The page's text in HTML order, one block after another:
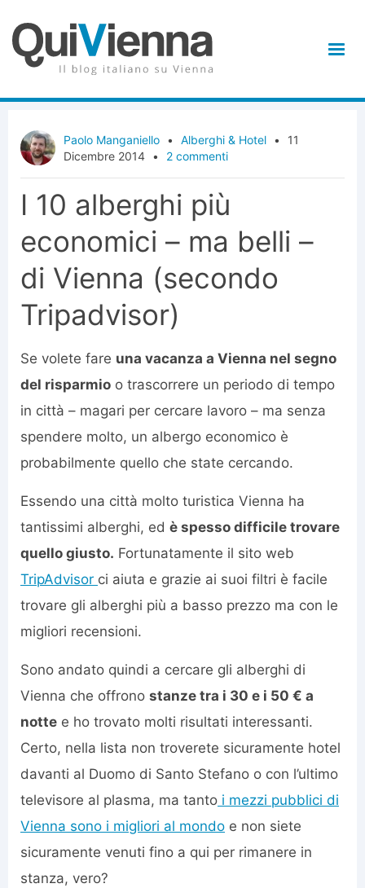
Paolo Manganiello • Alberghi & Hotel •
11
Dicembre 2014 • 2 commenti
I 10 alberghi più
economici – ma belli –
di Vienna (secondo
Tripadvisor)
Se volete fare una vacanza a Vienna nel segno
del risparmio o trascorrere un periodo di tempo
in città – magari per cercare lavoro – ma senza
spendere molto, un albergo economico è
probabilmente quello che state cercando.
Essendo una città molto turistica Vienna ha
tantissimi alberghi, ed è spesso difficile trovare
quello giusto. Fortunatamente il sito web
TripAdvisor ci aiuta e grazie ai suoi filtri è facile
trovare gli alberghi più a basso prezzo ma con le
migliori recensioni.
Sono andato quindi a cercare gli alberghi di
Vienna che offrono stanze tra i 30 e i 50 € a
notte e ho trovato molti risultati interessanti.
Certo, nella lista non troverete sicuramente hotel
davanti al Duomo di Santo Stefano o con l’ultimo
televisore al plasma, ma tanto i mezzi pubblici di
Vienna sono i migliori al mondo e non siete
sicuramente venuti fino a qui per rimanere in
stanza, vero?